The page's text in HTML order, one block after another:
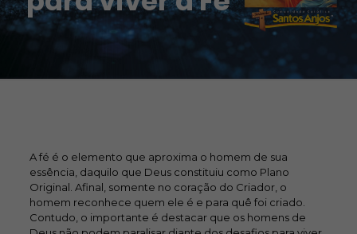
A fé é o elemento que aproxima o homem de sua
essência, daquilo que Deus constituiu como Plano
Original. Afinal, somente no coração do Criador, o
homem reconhece quem ele é e para quê foi criado.
Contudo, o importante é destacar que os homens de